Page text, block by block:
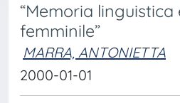
“Memoria linguistica
femminile”
MARRA, ANTONIETTA
2000-01-01